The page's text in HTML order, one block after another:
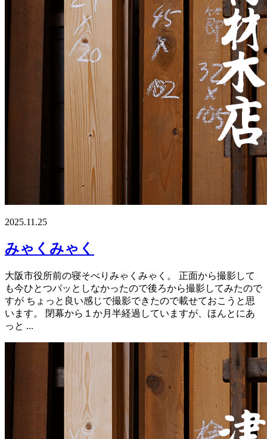
2025.11.25
みゃくみゃく
大阪市役所前の寝そべりみゃくみゃく。 正面から撮影して
も今ひとつパッとしなかったので後ろから撮影してみたので
すが ちょっと良い感じで撮影できたので載せておこうと思
います。 閉幕から１か月半経過していますが、ほんとにあ
っと ...